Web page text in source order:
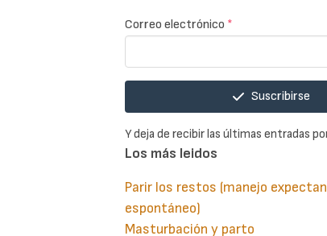
Correo electrónico *
Suscribirse
Y deja de recibir las últimas entradas
Los más leidos
Parir los restos (manejo
espontáneo)
Masturbación y parto